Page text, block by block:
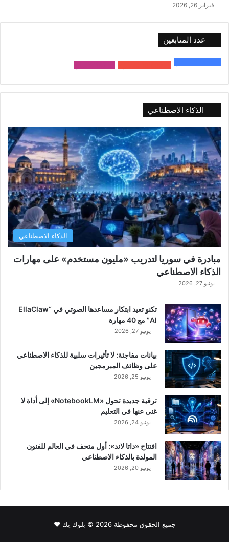
فبراير 26, 2026
عدد المتابعين
الذكاء الاصطناعي
الذكاء الاصطناعي
مبادرة في سوريا لتدريب «مليون مستخدم» على مهارات
الذكاء الاصطناعي
يونيو 27, 2026
تكنو تعيد ابتكار مساعدها الصوتي في “EllaClaw
AI” مع 40 مهارة
يونيو 27, 2026
بيانات مفاجئة: لا تأثيرات سلبية للذكاء الاصطناعي
على وظائف المبرمجين
يونيو 25, 2026
ترقية جديدة تحول «NotebookLM» إلى أداة لا
غنى عنها في التعليم
يونيو 24, 2026
افتتاح «داتا لاند»: أول متحف في العالم للفنون
المولدة بالذكاء الاصطناعي
يونيو 20, 2026
جميع الحقوق محفوظة 2026 © بلوك تِك ❤️